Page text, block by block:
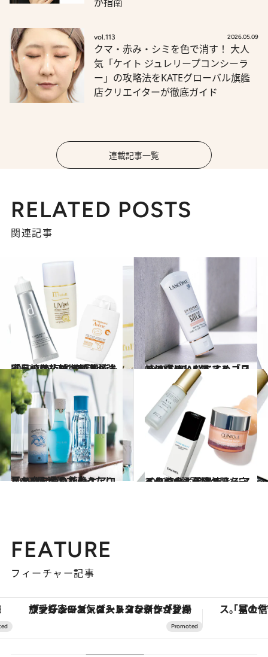
が指南
vol.113 2026.05.09
クマ・赤み・シミを色で消す！ 大人
気「ケイト ジュレリープコンシーラ
ー」の攻略法をKATEグローバル旗艦
店クリエイターが徹底ガイド
連載記事一覧
RELATED POSTS
関連記事
2019.7.13
「日焼け止めは刺激が強そう」を払拭 敏感肌でも安心のUVアイテム3選
ビューティ＆ヘルス 2019.5.31
この夏ほしいベストコスメ(2) CREAおすすめ「日焼け止め」5選
ビューティ＆ヘルス
2019.7.3
夏のひんやり鎮静ケアコスメ4選 猛暑でぐったりした夜に使いたい！
ビューティ＆ヘルス 2019.7.2
ベタつかず保湿できるアイテム6選 夏場の肌を守る化粧水＆美容液
ビューティ＆ヘルス
FEATURE
フィーチャー記事
ヴァシュロン・コンスタンタン「オーヴァーシーズ・オートマティック」。旅愛好家のお気に入りコレクションから、ジェンダーレスな新作が登場